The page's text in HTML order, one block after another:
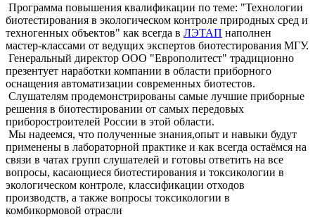
Программа повышения квалификации по теме: "Технологии
биотестирования в экологическом контроле природных сред и
техногенных объектов" как всегда в ЛЭТАП наполнен
мастер-классами от ведущих экспертов биотестирования МГУ.
Генеральный директор ООО "Европолитест" традиционно
презентует наработки компании в области приборного
оснащения автоматизации современных биотестов.
Слушателям продемонстрированы самые лучшие приборные
решения в биотестировании от самых передовых
приборостроителей России в этой области.
Мы надеемся, что полученные знания,опыт и навыки будут
применены в лабораторной практике и как всегда остаёмся на
связи в чатах групп слушателей и готовы ответить на все
вопросы, касающиеся биотестирования и токсикологии в
экологическом контроле, классификации отходов
производств, а также вопросы токсикологии в
комбикормовой отрасли